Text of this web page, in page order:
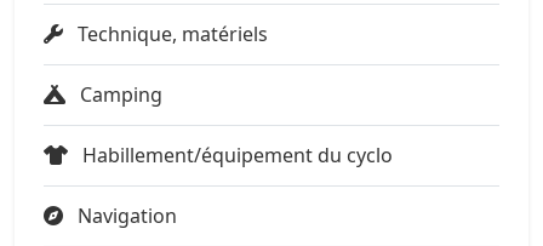
Technique, matériels
Camping
Habillement/équipement du cyclo
Navigation